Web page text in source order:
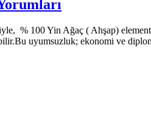
% 100 Yin Ağaç ( Ahşap)
uyumsuzluk; ekonomi ve